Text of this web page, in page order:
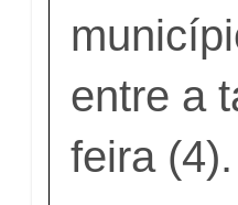
entre a
feira (4).